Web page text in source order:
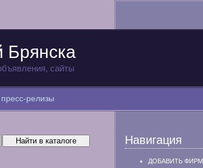
Брянска
сайты
пресс-релизы
Навигация
ДОБАВИТЬ